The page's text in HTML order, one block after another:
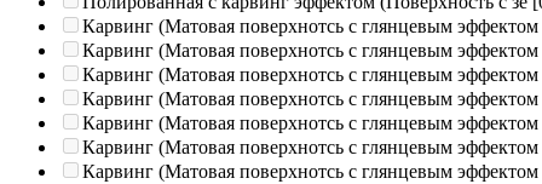
Карвинг (Матовая поверхнотсь с глянцевым эффектом
Карвинг (Матовая поверхнотсь с глянцевым эффектом
Карвинг (Матовая поверхнотсь с глянцевым эффектом
Карвинг (Матовая поверхнотсь с глянцевым эффектом
Карвинг (Матовая поверхнотсь с глянцевым эффектом
Карвинг (Матовая поверхнотсь с глянцевым эффектом
Карвинг (Матовая поверхнотсь с глянцевым эффектом